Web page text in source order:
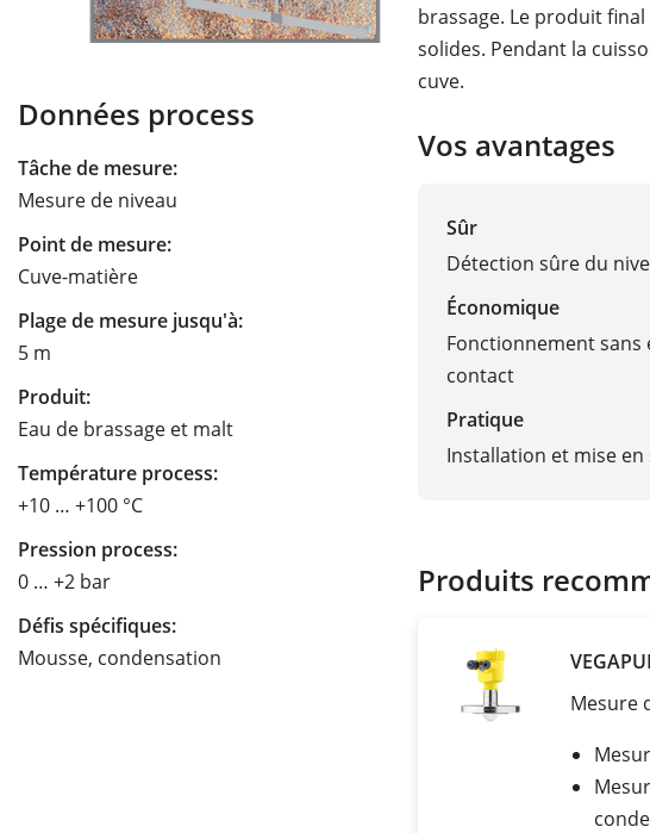
Données process
Tâche de mesure:
Mesure de niveau
Point de mesure:
Cuve-matière
Plage de mesure jusqu'à:
5 m
Produit:
Eau de brassage et malt
Température process:
+10 … +100 °C
Pression process:
0 … +2 bar
Défis spécifiques:
Mousse, condensation
brassage. Le produit
solides. Pendant la
cuve.
Vos avantages
Sûr
Détection sûre du
Économique
Fonctionnement sans
contact
Pratique
Installation et mise en
Produits
Mesure